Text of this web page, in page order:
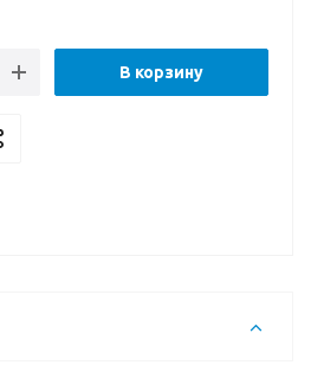
В корзину